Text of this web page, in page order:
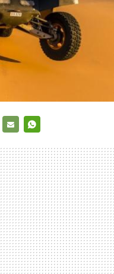
MAIL